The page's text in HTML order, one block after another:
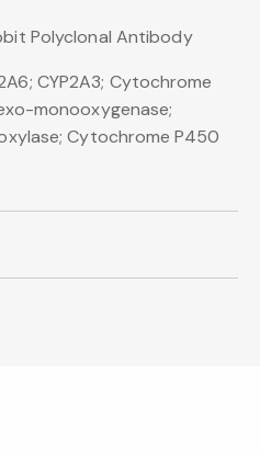
Polyclonal Antibody
CYP2A3; Cytochrome
monooxygenase;
Cytochrome P450